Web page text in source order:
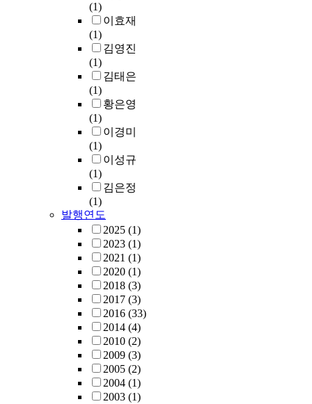
(1)
이효재
(1)
김영진
(1)
김태은
(1)
황은영
(1)
이경미
(1)
이성규
(1)
김은정
(1)
발행연도
2025 (1)
2023 (1)
2021 (1)
2020 (1)
2018 (3)
2017 (3)
2016 (33)
2014 (4)
2010 (2)
2009 (3)
2005 (2)
2004 (1)
2003 (1)